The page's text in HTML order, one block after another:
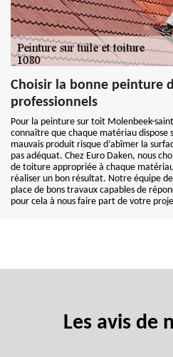
Choisir la bonne peinture
professionnels
Pour la peinture sur toit Molenbeek-
connaître que chaque matériau dispose
mauvais produit risque d’abîmer la
pas adéquat. Chez Euro Daken, nous
de toiture appropriée à chaque
réaliser un bon résultat. Notre équipe
place de bons travaux capables de
pour cela à nous faire part de votre
Les avis de